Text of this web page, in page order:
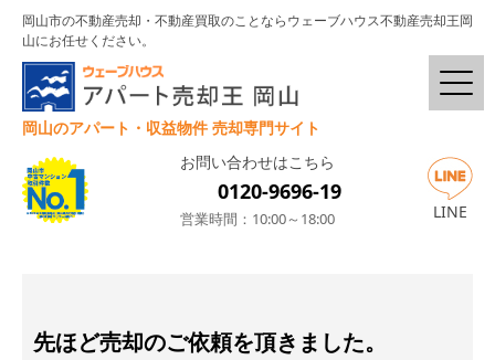
岡山市の不動産売却・不動産買取のことならウェーブハウス不動産売却王岡
山にお任せください。
岡山のアパート・収益物件 売却専門サイト
お問い合わせはこちら
0120-9696-19
営業時間：10:00～18:00 LINE
先ほど売却のご依頼を頂きました。